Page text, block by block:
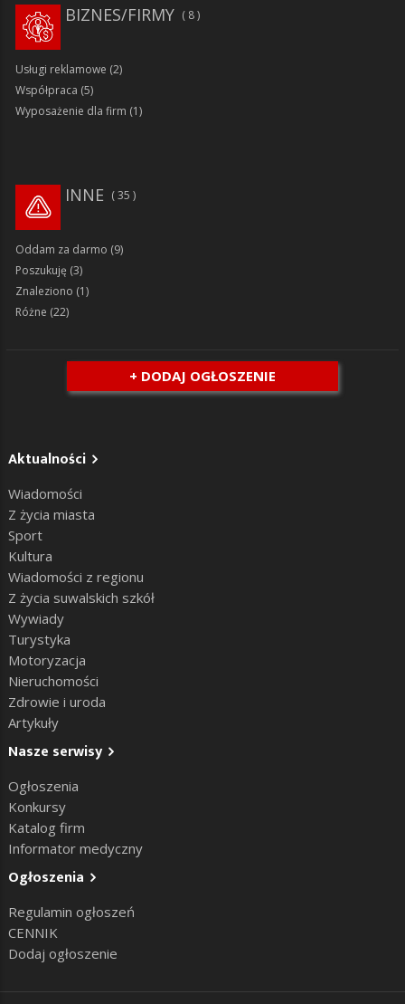
8
BIZNES/FIRMY
Usługi reklamowe (2)
Współpraca (5)
Wyposażenie dla firm (1)
35
INNE
Oddam za darmo (9)
Poszukuję (3)
Znaleziono (1)
Różne (22)
+ DODAJ OGŁOSZENIE
Aktualności
Wiadomości
Z życia miasta
Sport
Kultura
Wiadomości z regionu
Z życia suwalskich szkół
Wywiady
Turystyka
Motoryzacja
Nieruchomości
Zdrowie i uroda
Artykuły
Nasze serwisy
Ogłoszenia
Konkursy
Katalog firm
Informator medyczny
Ogłoszenia
Regulamin ogłoszeń
CENNIK
Dodaj ogłoszenie